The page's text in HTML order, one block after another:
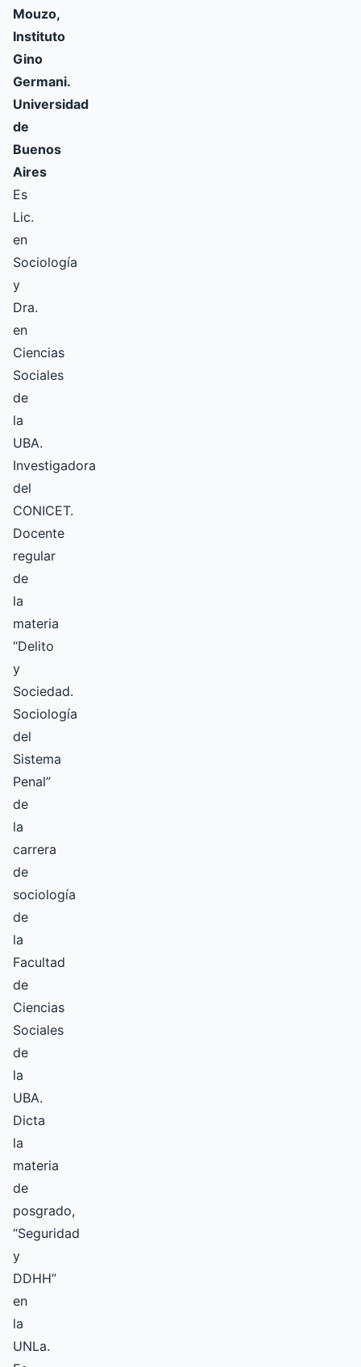
Mouzo,
Instituto
Gino
Germani.
Universidad
de
Buenos
Aires
Es
Lic.
en
Sociología
y
Dra.
en
Ciencias
Sociales
de
la
UBA.
Investigadora
del
CONICET.
Docente
regular
de
la
materia
“Delito
y
Sociedad.
Sociología
del
Sistema
Penal”
de
la
carrera
de
sociología
de
la
Facultad
de
Ciencias
Sociales
de
la
UBA.
Dicta
la
materia
de
posgrado,
“Seguridad
y
DDHH”
en
la
UNLa.